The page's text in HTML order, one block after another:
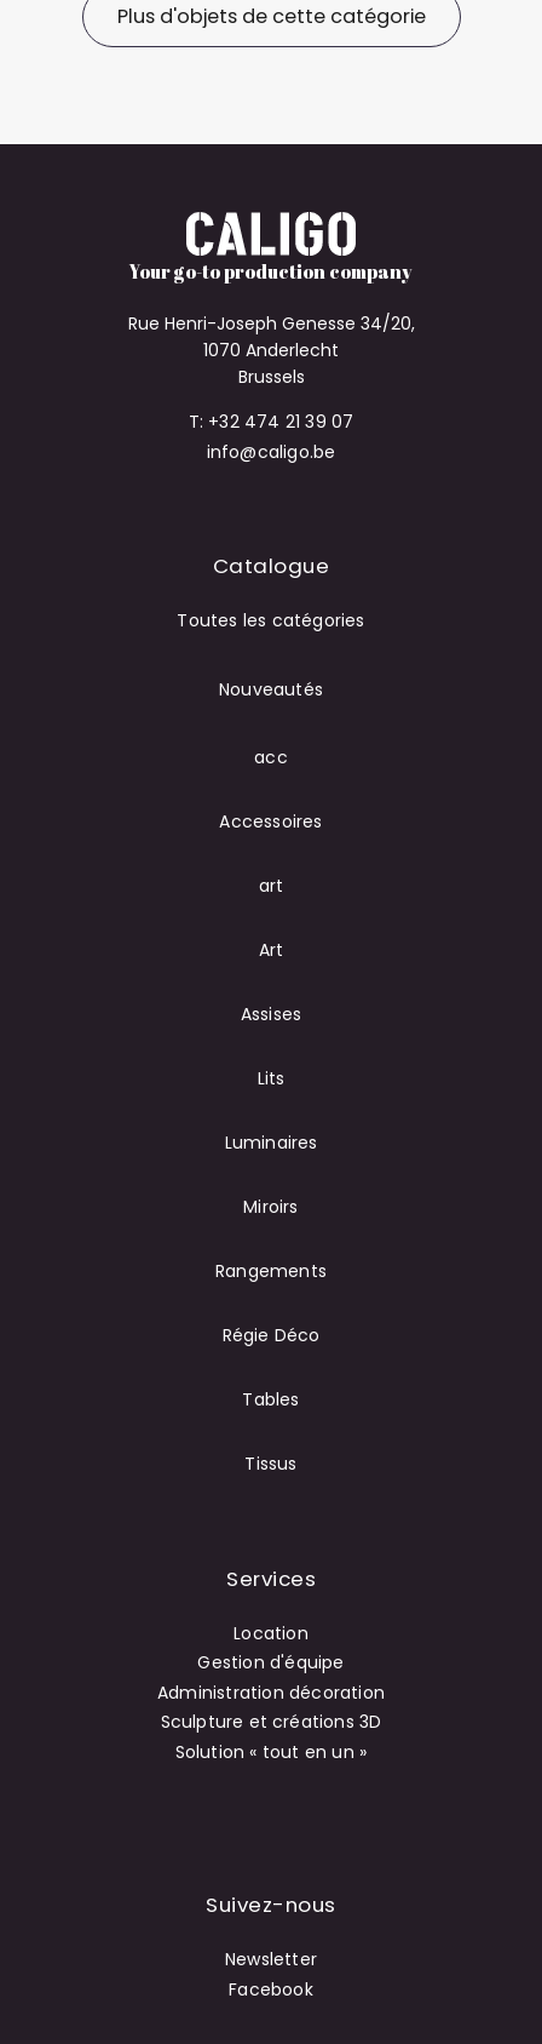
Plus d'objets de cette catégorie
Your go-to production company
Rue Henri-Joseph Genesse 34/20,
1070 Anderlecht
Brussels
T: +32 474 21 39 07
info@caligo.be
Catalogue
Toutes les catégories
Nouveautés
acc
Accessoires
art
Art
Assises
Lits
Luminaires
Miroirs
Rangements
Régie Déco
Tables
Tissus
Services
Location
Gestion d'équipe
Administration décoration
Sculpture et créations 3D
Solution « tout en un »
Suivez-nous
Newsletter
Facebook